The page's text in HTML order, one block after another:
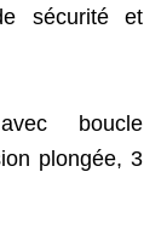
sécurité et
boucle
plongée, 3